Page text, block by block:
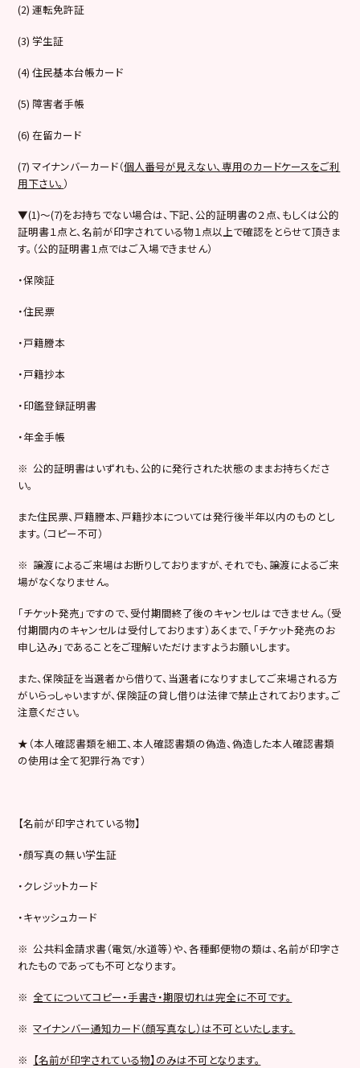
(2) 運転免許証
(3) 学生証
(4) 住民基本台帳カード
(5) 障害者手帳
(6) 在留カード
(7) マイナンバーカード（個人番号が見えない、専用のカードケースをご利
用下さい。 ）
▼(1)～(7)をお持ちでない場合は、下記、公的証明書の２点、もしくは公的
証明書１点と、名前が印字されている物１点以上で確認をとらせて頂きま
す。（公的証明書１点ではご入場できません）
・保険証
・住民票
・戸籍謄本
・戸籍抄本
・印鑑登録証明書
・年金手帳
※ 公的証明書はいずれも、公的に発行された状態のままお持ちくださ
い。
また住民票、戸籍謄本、戸籍抄本については発行後半年以内のものとし
ます。（コピー不可）
※ 譲渡によるご来場はお断りしておりますが、それでも、譲渡によるご来
場がなくなりません。
「チケット発売」ですので、受付期間終了後のキャンセルはできません。（受
付期間内のキャンセルは受付しております）あくまで、「チケット発売のお
申し込み」であることをご理解いただけますようお願いします。
また、保険証を当選者から借りて、当選者になりすましてご来場される方
がいらっしゃいますが、保険証の貸し借りは法律で禁止されております。ご
注意ください。
★（本人確認書類を細工、本人確認書類の偽造、偽造した本人確認書類
の使用は全て犯罪行為です）
【名前が印字されている物】
・顔写真の無い学生証
・クレジットカード
・キャッシュカード
※ 公共料金請求書（電気/水道等）や、各種郵便物の類は、名前が印字さ
れたものであっても不可となります。
※ 全てについてコピー・手書き・期限切れは完全に不可です。
※マイナンバー通知カード（顔写真なし）は不可といたします。
※ 【名前が印字されている物】のみは不可となります。